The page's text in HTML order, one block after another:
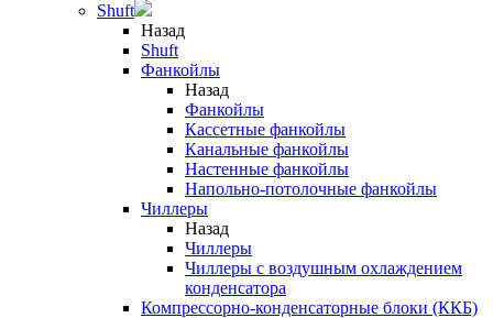
Shuft
Назад
Shuft
Фанкойлы
Назад
Фанкойлы
Кассетные фанкойлы
Канальные фанкойлы
Настенные фанкойлы
Напольно-потолочные фанкойлы
Чиллеры
Назад
Чиллеры
Чиллеры с воздушным охлаждением
конденсатора
Компрессорно-конденсаторные блоки (ККБ)